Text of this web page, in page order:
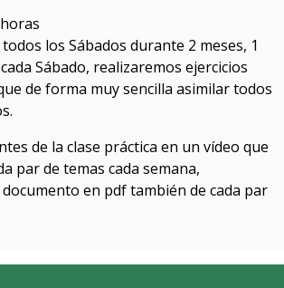
los Sábados durante 2 meses, 1
Sábado, realizaremos ejercicios
de forma muy sencilla asimilar todos
de la clase práctica en un vídeo que
par de temas cada semana,
en pdf también de cada par